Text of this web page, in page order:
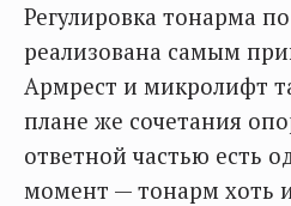
Регулировка тонарма
реализована самым
Армрест и микролифт
плане же сочетания
ответной частью есть
момент — тонарм хоть